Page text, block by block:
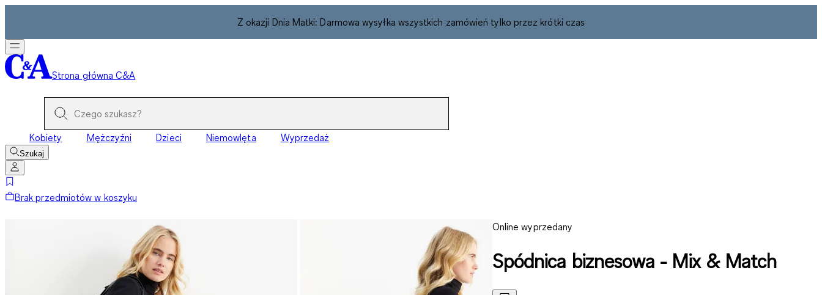
Z okazji Dnia Matki: Darmowa wysyłka wszystkich zamówień tylko przez krótki czas
Strona główna C&A
Kobiety Mężczyźni Dzieci Niemowlęta Wyprzedaż
Szukaj
Brak przedmiotów w koszyku
Online wyprzedany
Spódnica biznesowa - Mix & Match